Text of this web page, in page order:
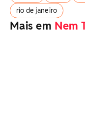
rio de janeiro
Mais em Nem